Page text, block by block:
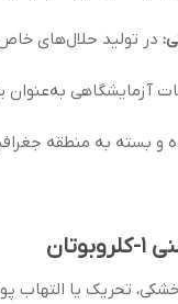
در تولید حلال‌های خاص
آزمایشگاهی
و بسته به منطقه
تحریک یا التهاب